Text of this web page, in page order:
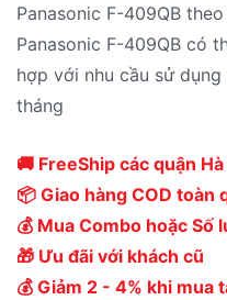
Panasonic F-409QB
Panasonic F-409QB có
hợp với nhu cầu sử
tháng
🚚 FreeShip các quận
📦 Giao hàng COD toàn
💰 Mua Combo hoặc Số
🎁 Ưu đãi với khách cũ
💰 Giảm 2 - 4% khi mua